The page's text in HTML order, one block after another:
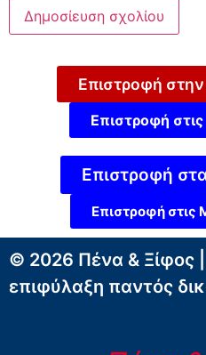
Επιστροφή
Επιστροφή
Επιστροφή
Επιστροφή στις
© 2026 Πένα & Ξίφος
επιφύλαξη παντός